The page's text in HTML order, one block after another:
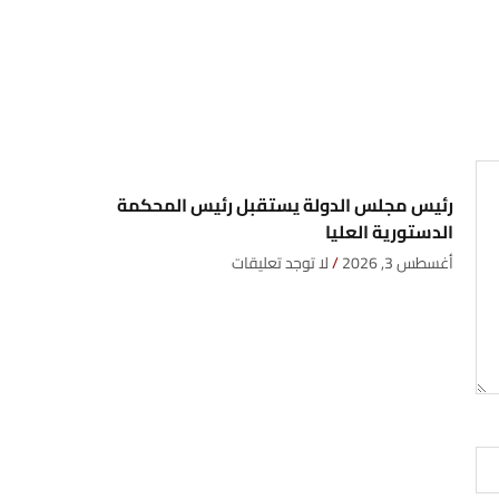
رئيس مجلس الدولة يستقبل رئيس المحكمة
الدستورية العليا
أغسطس 3, 2026 لا توجد تعليقات